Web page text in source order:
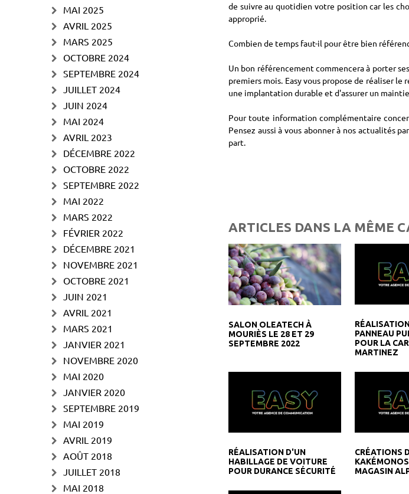
de suivre au quotidien votre position car les
approprié.
Combien de temps faut-il pour être bien
Un bon référencement commencera à porter
premiers mois. Easy vous propose de réaliser
une implantation durable et d'assurer un
Pour toute information complémentaire
Pensez aussi à vous abonner à nos actualités
part.
ARTICLES DANS LA MÊME
SALON OLEATECH À
MOURIÈS LE 28 ET 29
SEPTEMBRE 2022
PANNEAU
POUR LA
MARTINEZ
RÉALISATION D'UN
HABILLAGE DE VOITURE
POUR DURANCE SÉCURITÉ
CRÉATIONS
MAGASIN
MAI 2025
AVRIL 2025
MARS 2025
OCTOBRE 2024
SEPTEMBRE 2024
JUILLET 2024
JUIN 2024
MAI 2024
AVRIL 2023
DÉCEMBRE 2022
OCTOBRE 2022
SEPTEMBRE 2022
MAI 2022
MARS 2022
FÉVRIER 2022
DÉCEMBRE 2021
NOVEMBRE 2021
OCTOBRE 2021
JUIN 2021
AVRIL 2021
MARS 2021
JANVIER 2021
NOVEMBRE 2020
MAI 2020
JANVIER 2020
SEPTEMBRE 2019
MAI 2019
AVRIL 2019
AOÛT 2018
JUILLET 2018
MAI 2018